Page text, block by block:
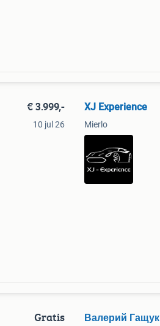
€ 3.999,-
10 jul 26
XJ Experience
Mierlo
Gratis Валерий Гащук